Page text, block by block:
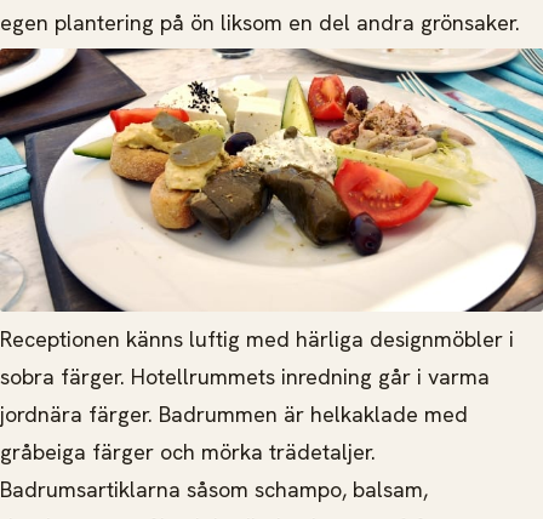
egen plantering på ön liksom en del andra grönsaker.
Receptionen känns luftig med härliga designmöbler i
sobra färger. Hotellrummets inredning går i varma
jordnära färger. Badrummen är helkaklade med
gråbeiga färger och mörka trädetaljer.
Badrumsartiklarna såsom schampo, balsam,